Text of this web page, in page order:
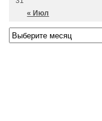
« Июл